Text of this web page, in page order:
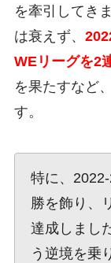
を牽引してき
は衰えず、
WEリーグを2
を果たすなど
す。
特に、
勝を飾り、
達成しまし
う逆境を乗